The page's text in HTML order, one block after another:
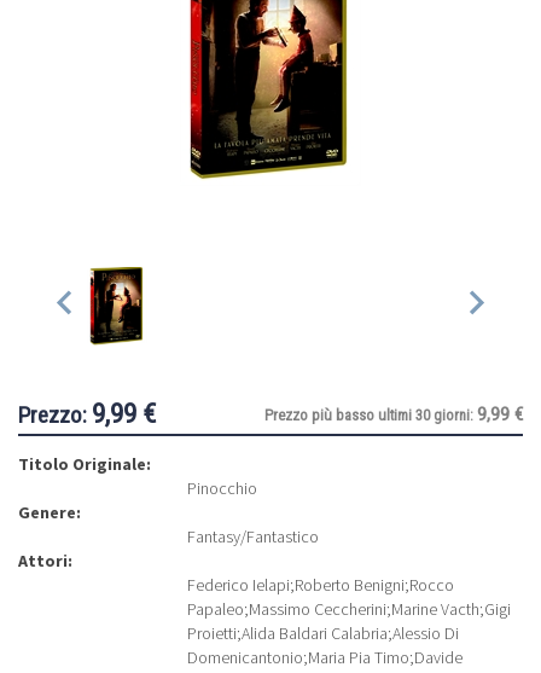
Prezzo: 9,99 € Prezzo più basso ultimi 30 giorni: 9,99 €
Titolo Originale:
Pinocchio
Genere:
Fantasy/Fantastico
Attori:
Federico Ielapi;Roberto Benigni;Rocco
Papaleo;Massimo Ceccherini;Marine Vacth;Gigi
Proietti;Alida Baldari Calabria;Alessio Di
Domenicantonio;Maria Pia Timo;Davide